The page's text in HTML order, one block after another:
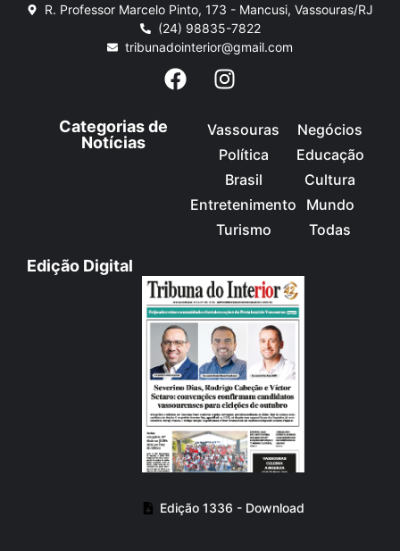
R. Professor Marcelo Pinto, 173 - Mancusi, Vassouras/RJ
(24) 98835-7822
tribunadointerior@gmail.com
Categorias de
Notícias
Vassouras
Política
Brasil
Entretenimento
Turismo
Negócios
Educação
Cultura
Mundo
Todas
Edição Digital
Edição 1336 - Download